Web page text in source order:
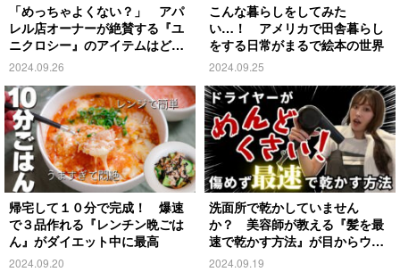
「めっちゃよくない？」 アパ
レル店オーナーが絶賛する『ユ
ニクロシー』のアイテムはど
れ？
2024.09.26
こんな暮らしをしてみた
い…！ アメリカで田舎暮らし
をする日常がまるで絵本の世界
2024.09.25
帰宅して１０分で完成！ 爆速
で３品作れる『レンチン晩ごは
ん』がダイエット中に最高
2024.09.20
洗面所で乾かしていません
か？ 美容師が教える『髪を最
速で乾かす方法』が目からウロ
コ
2024.09.19